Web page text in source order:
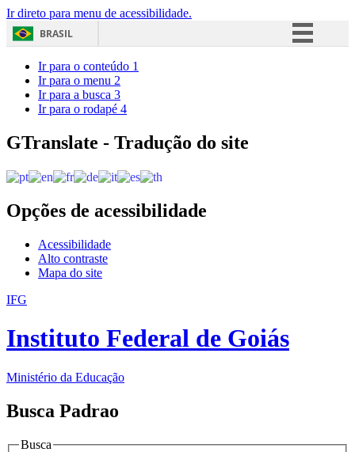
Ir direto para menu de acessibilidade.
BRASIL
Acesso à informação
Ir para o conteúdo 1
Ir para o menu 2
Ir para a busca 3
Ir para o rodapé 4
GTranslate - Tradução do site
Opções de acessibilidade
Acessibilidade
Alto contraste
Mapa do site
IFG
Instituto Federal de Goiás
Ministério da Educação
Busca Padrao
Busca